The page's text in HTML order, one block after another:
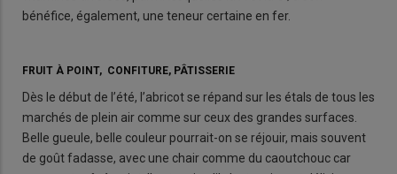
bénéfice, également, une teneur certaine en fer.
FRUIT À POINT, CONFITURE, PÂTISSERIE
Dès le début de l’été, l’abricot se répand sur les étals de tous les
marchés de plein air comme sur ceux des grandes surfaces.
Belle gueule, belle couleur pourrait-on se réjouir, mais souvent
de goût fadasse, avec une chair comme du caoutchouc car